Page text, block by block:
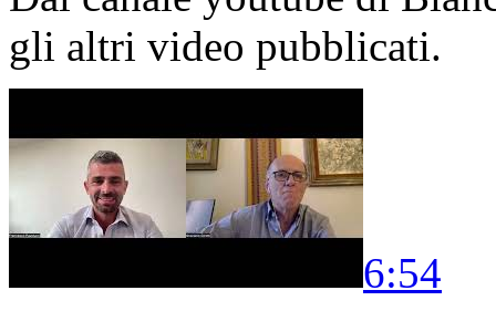
gli altri video pubblicati.
6:54